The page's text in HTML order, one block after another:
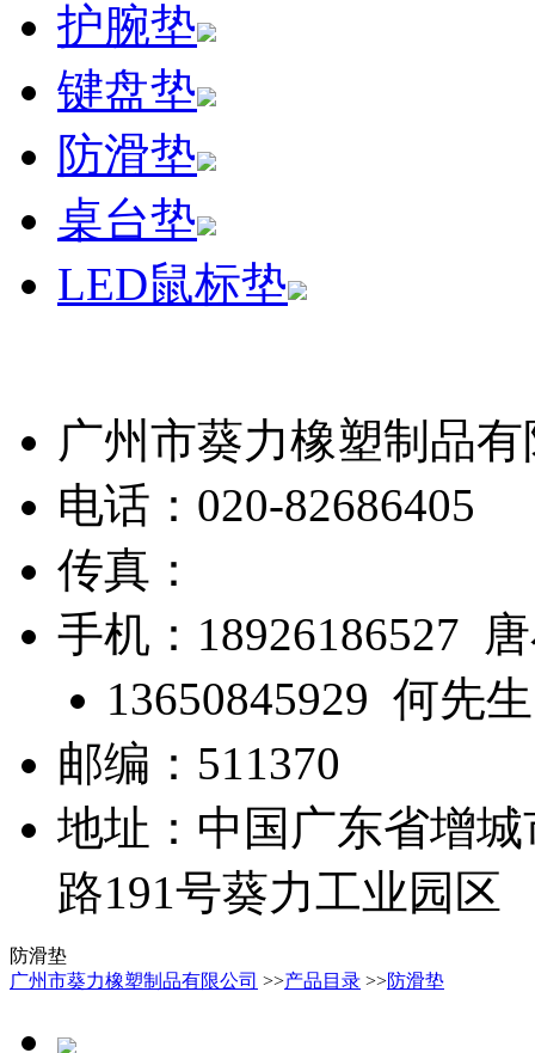
护腕垫
键盘垫
防滑垫
桌台垫
LED鼠标垫
广州市葵力橡塑制品
电话：020-82686405
传真：
手机：18926186527
13650845929 何先生
邮编：511370
地址：中国广东省增
路191号葵力工业园区
防滑垫
广州市葵力橡塑制品有限公司 >>产品目录 >>防滑垫